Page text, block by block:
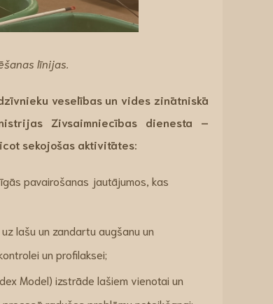
līnijas​.
veselības un vides zinātniskā
Zivsaimniecības dienesta –
sekojošas aktivitātes:
pavairošanas jautājumos, kas
lašu un zandartu augšanu un
un profilaksei;
Model) izstrāde lašiem vienotai un